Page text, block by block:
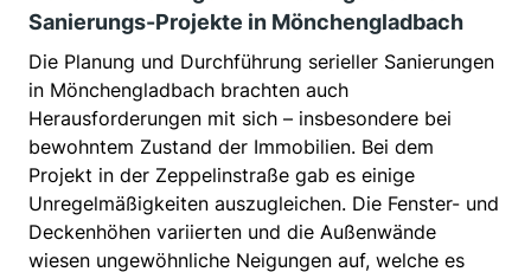
Sanierungs-Projekte in Mönchengladbach
Die Planung und Durchführung serieller Sanierungen
in Mönchengladbach brachten auch
Herausforderungen mit sich – insbesondere bei
bewohntem Zustand der Immobilien. Bei dem
Projekt in der Zeppelinstraße gab es einige
Unregelmäßigkeiten auszugleichen. Die Fenster- und
Deckenhöhen variierten und die Außenwände
wiesen ungewöhnliche Neigungen auf, welche es